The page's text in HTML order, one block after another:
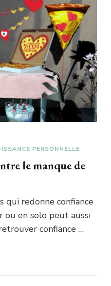
PERSONNELLE
le manque de
qui redonne confiance
ou en solo peut aussi
confiance …